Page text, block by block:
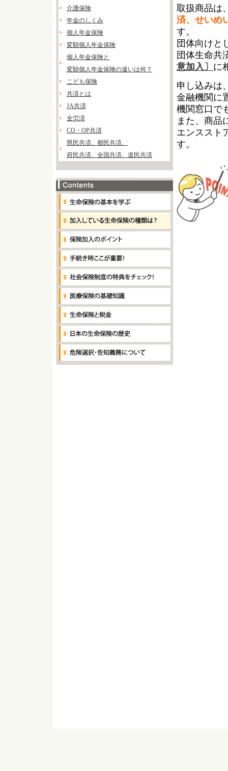
介護保険
年金のしくみ
個人年金保険
変額個人年金保険
個人年金保険と
変額個人年金保険の違いは何？
こども保険
共済とは
JA共済
全労済
CO・OP共済
県民共済、都民共済、
府民共済、全国共済、道民共済
取扱商品は
済、せいめ
す。
団体向けと
団体生命共
意加入〕 に
申し込みは
金融機関に
機関窓口で
また、商品
エンススト
す。